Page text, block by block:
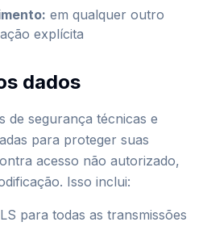
: em qualquer outro
explícita
dados
de segurança técnicas e
para proteger suas
acesso não autorizado,
Isso inclui:
para todas as transmissões